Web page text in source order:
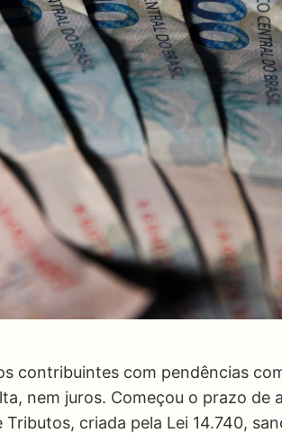
contribuintes com pendências
nem juros. Começou o prazo de
criada pela Lei 14.740,